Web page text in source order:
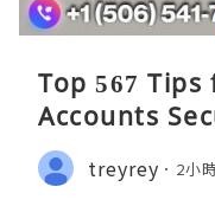
Top 567
Accounts
treyrey 2小